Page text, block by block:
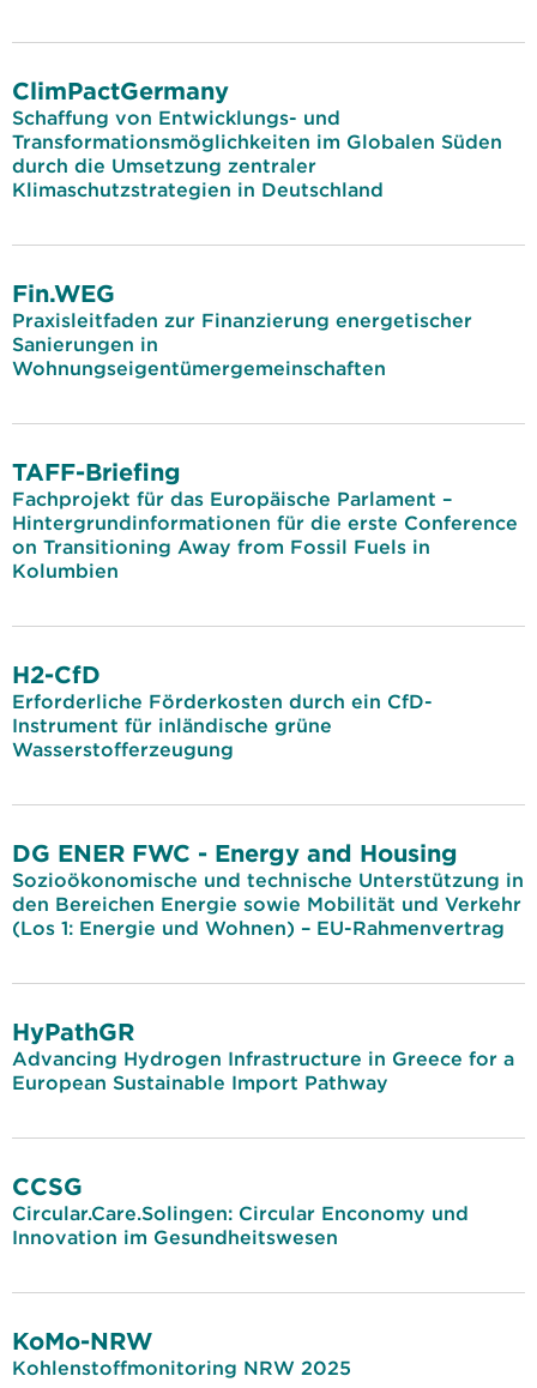
ClimPactGermany
Schaffung von Entwicklungs- und
Transformationsmöglichkeiten im Globalen Süden
durch die Umsetzung zentraler
Klimaschutzstrategien in Deutschland
Fin.WEG
Praxisleitfaden zur Finanzierung energetischer
Sanierungen in
Wohnungseigentümergemeinschaften
TAFF-Briefing
Fachprojekt für das Europäische Parlament –
Hintergrundinformationen für die erste Conference
on Transitioning Away from Fossil Fuels in
Kolumbien
H2-CfD
Erforderliche Förderkosten durch ein CfD-
Instrument für inländische grüne
Wasserstofferzeugung
DG ENER FWC - Energy and Housing
Sozioökonomische und technische Unterstützung in
den Bereichen Energie sowie Mobilität und Verkehr
(Los 1: Energie und Wohnen) – EU-Rahmenvertrag
HyPathGR
Advancing Hydrogen Infrastructure in Greece for a
European Sustainable Import Pathway
CCSG
Circular.Care.Solingen: Circular Enconomy und
Innovation im Gesundheitswesen
KoMo-NRW
Kohlenstoffmonitoring NRW 2025